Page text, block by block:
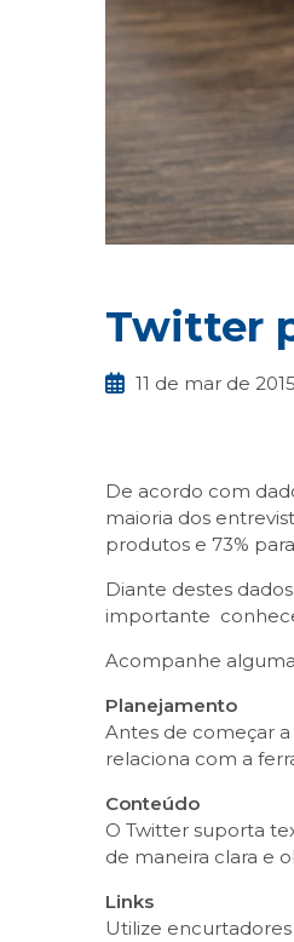
Twitter
11 de mar de 2015
De acordo com
maioria dos
produtos e 73%
Diante destes
importante
Acompanhe
Planejamento
Antes de começar
relaciona com a
Conteúdo
O Twitter suporta
de maneira clara e
Links
Utilize